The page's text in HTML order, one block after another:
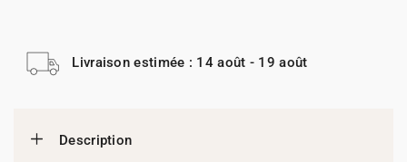
Livraison estimée : 14 août - 19 août
Description